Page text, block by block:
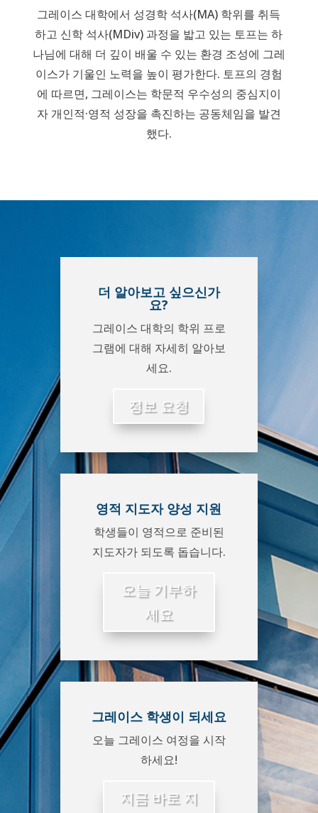
그레이스 대학에서 성경학 석사(MA) 학위를 취득
하고 신학 석사(MDiv) 과정을 밟고 있는 토프는 하
나님에 대해 더 깊이 배울 수 있는 환경 조성에 그레
이스가 기울인 노력을 높이 평가한다. 토프의 경험
에 따르면, 그레이스는 학문적 우수성의 중심지이
자 개인적·영적 성장을 촉진하는 공동체임을 발견
했다.
더 알아보고 싶으신가
요?
그레이스 대학의 학위 프로
그램에 대해 자세히 알아보
세요.
정보 요청
영적 지도자 양성 지원
학생들이 영적으로 준비된
지도자가 되도록 돕습니다.
오늘 기부하
세요
그레이스 학생이 되세요
오늘 그레이스 여정을 시작
하세요!
지금 바로 지